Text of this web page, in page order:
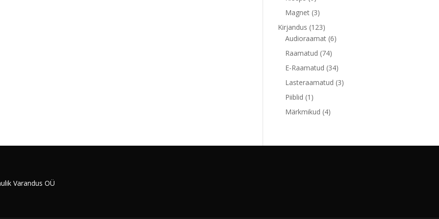
toodet
Magnet 33
toodet
Kirjandus 123123
toodet
Audioraamat 66
Raamatud 7474
toodet
E-Raamatud 3434
toodet
Lasteraamatud 33
Piiblid 1 1
toode
Märkmikud 44
Varandus OÜ